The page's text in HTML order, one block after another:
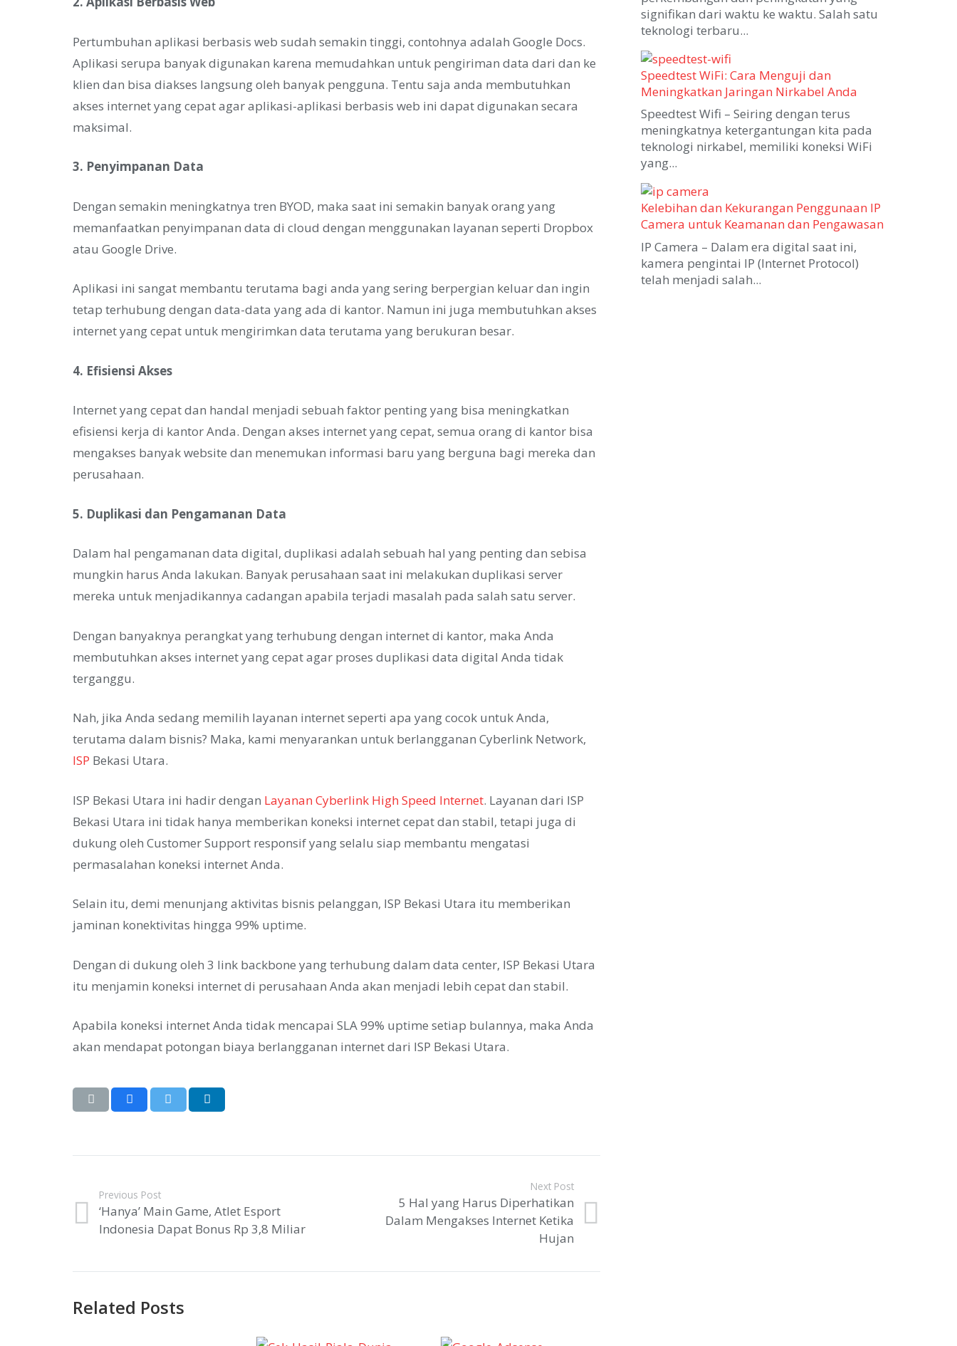
Pertumbuhan aplikasi berbasis web sudah semakin tinggi, contohnya adalah Google Docs.
Aplikasi serupa banyak digunakan karena memudahkan untuk pengiriman data dari dan ke
klien dan bisa diakses langsung oleh banyak pengguna. Tentu saja anda membutuhkan
akses internet yang cepat agar aplikasi-aplikasi berbasis web ini dapat digunakan secara
maksimal.
3. Penyimpanan Data
Dengan semakin meningkatnya tren BYOD, maka saat ini semakin banyak orang yang
memanfaatkan penyimpanan data di cloud dengan menggunakan layanan seperti Dropbox
atau Google Drive.
Aplikasi ini sangat membantu terutama bagi anda yang sering berpergian keluar dan ingin
tetap terhubung dengan data-data yang ada di kantor. Namun ini juga membutuhkan akses
internet yang cepat untuk mengirimkan data terutama yang berukuran besar.
4. Efisiensi Akses
Internet yang cepat dan handal menjadi sebuah faktor penting yang bisa meningkatkan
efisiensi kerja di kantor Anda. Dengan akses internet yang cepat, semua orang di kantor bisa
mengakses banyak website dan menemukan informasi baru yang berguna bagi mereka dan
perusahaan.
5. Duplikasi dan Pengamanan Data
Dalam hal pengamanan data digital, duplikasi adalah sebuah hal yang penting dan sebisa
mungkin harus Anda lakukan. Banyak perusahaan saat ini melakukan duplikasi server
mereka untuk menjadikannya cadangan apabila terjadi masalah pada salah satu server.
Dengan banyaknya perangkat yang terhubung dengan internet di kantor, maka Anda
membutuhkan akses internet yang cepat agar proses duplikasi data digital Anda tidak
terganggu.
Nah, jika Anda sedang memilih layanan internet seperti apa yang cocok untuk Anda,
terutama dalam bisnis? Maka, kami menyarankan untuk berlangganan Cyberlink Network,
ISP Bekasi Utara.
ISP Bekasi Utara ini hadir dengan Layanan Cyberlink High Speed Internet. Layanan dari ISP
Bekasi Utara ini tidak hanya memberikan koneksi internet cepat dan stabil, tetapi juga di
dukung oleh Customer Support responsif yang selalu siap membantu mengatasi
permasalahan koneksi internet Anda.
Selain itu, demi menunjang aktivitas bisnis pelanggan, ISP Bekasi Utara itu memberikan
jaminan konektivitas hingga 99% uptime.
Dengan di dukung oleh 3 link backbone yang terhubung dalam data center, ISP Bekasi Utara
itu menjamin koneksi internet di perusahaan Anda akan menjadi lebih cepat dan stabil.
Apabila koneksi internet Anda tidak mencapai SLA 99% uptime setiap bulannya, maka Anda
akan mendapat potongan biaya berlangganan internet dari ISP Bekasi Utara.
Previous Post
‘Hanya’ Main Game, Atlet Esport
Indonesia Dapat Bonus Rp 3,8 Miliar
Next Post
5 Hal yang Harus Diperhatikan
Dalam Mengakses Internet Ketika
Hujan
Related Posts
signifikan dari waktu ke waktu. Salah satu
teknologi terbaru...
Speedtest WiFi: Cara Menguji dan
Meningkatkan Jaringan Nirkabel Anda
Speedtest Wifi – Seiring dengan terus
meningkatnya ketergantungan kita pada
teknologi nirkabel, memiliki koneksi WiFi
yang...
Kelebihan dan Kekurangan Penggunaan IP
Camera untuk Keamanan dan Pengawasan
IP Camera – Dalam era digital saat ini,
kamera pengintai IP (Internet Protocol)
telah menjadi salah...